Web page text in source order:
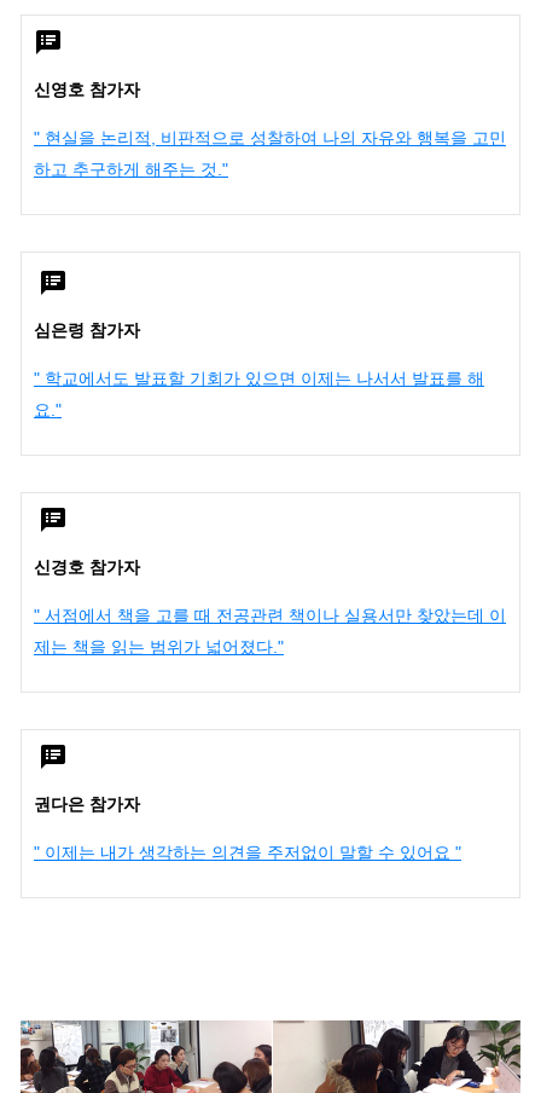
신영호 참가자
" 현실을 논리적, 비판적으로 성찰하여 나의 자유와 행복을 고민
하고 추구하게 해주는 것."
심은령 참가자
" 학교에서도 발표할 기회가 있으면 이제는 나서서 발표를 해
요."
신경호 참가자
" 서점에서 책을 고를 때 전공관련 책이나 실용서만 찾았는데 이
제는 책을 읽는 범위가 넓어졌다."
권다은 참가자
" 이제는 내가 생각하는 의견을 주저없이 말할 수 있어요 "